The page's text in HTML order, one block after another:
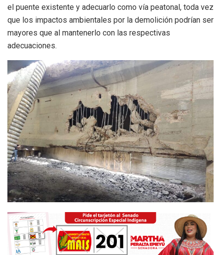
el puente existente y adecuarlo como vía peatonal, toda vez
que los impactos ambientales por la demolición podrían ser
mayores que al mantenerlo con las respectivas
adecuaciones.